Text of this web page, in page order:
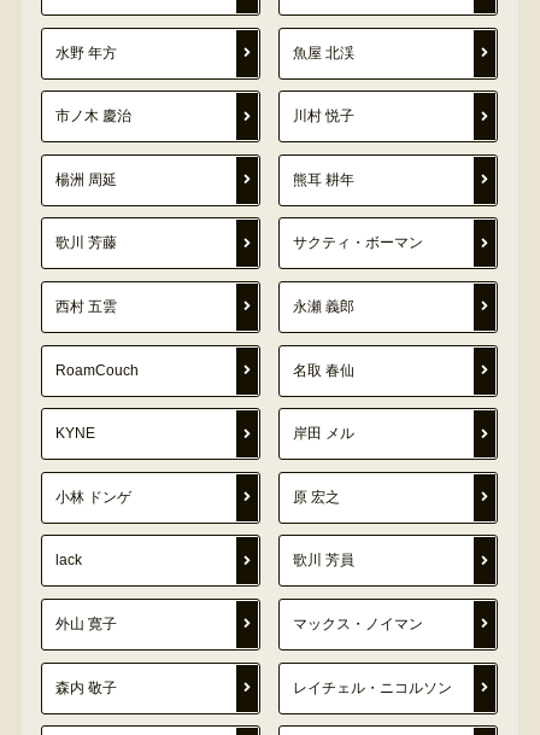
水野 年方 魚屋 北渓
市ノ木 慶治 川村 悦子
楊洲 周延 熊耳 耕年
歌川 芳藤 サクティ・ボーマン
西村 五雲 永瀬 義郎
RoamCouch 名取 春仙
KYNE 岸田 メル
小林 ドンゲ 原 宏之
lack 歌川 芳員
外山 寛子 マックス・ノイマン
森内 敬子 レイチェル・ニコルソン